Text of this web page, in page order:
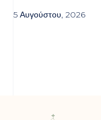
5 Αυγούστου, 2026